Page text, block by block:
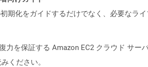
期化をガイドするだけでなく、必要なラ
を保証する Amazon EC2 クラウド サー
ください。